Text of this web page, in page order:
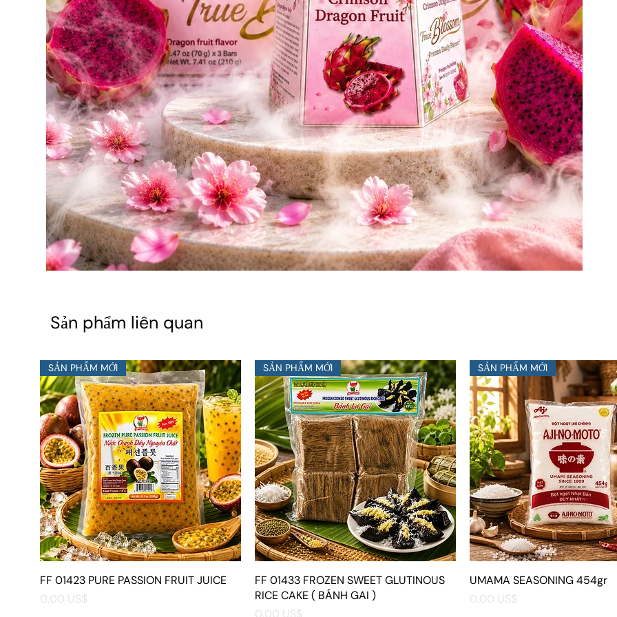
Sản phẩm liên quan
Xem nhanh
SẢN PHẨM MỚI
FF 01423 PURE PASSION FRUIT JUICE
Giá
0,00 US$
Xem nhanh
SẢN PHẨM MỚI
FF 01433 FROZEN SWEET GLUTINOUS
RICE CAKE ( BÁNH GAI )
Giá
0,00 US$
Xem nhanh
SẢN PHẨM MỚI
UMAMA SEASONING 454gr
Giá
0,00 US$